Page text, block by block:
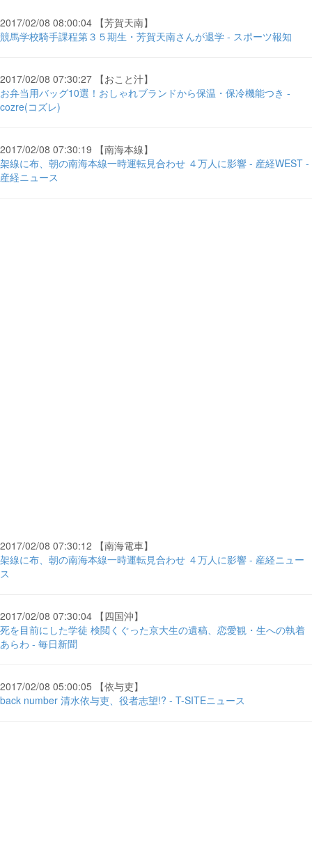
2017/02/08 08:00:04 【芳賀天南】
競馬学校騎手課程第３５期生・芳賀天南さんが退学 - スポーツ報知
2017/02/08 07:30:27 【おこと汁】
お弁当用バッグ10選！おしゃれブランドから保温・保冷機能つき -
cozre(コズレ)
2017/02/08 07:30:19 【南海本線】
架線に布、朝の南海本線一時運転見合わせ ４万人に影響 - 産経WEST -
産経ニュース
2017/02/08 07:30:12 【南海電車】
架線に布、朝の南海本線一時運転見合わせ ４万人に影響 - 産経ニュー
ス
2017/02/08 07:30:04 【四国沖】
死を目前にした学徒 検閲くぐった京大生の遺稿、恋愛観・生への執着
あらわ - 毎日新聞
2017/02/08 05:00:05 【依与吏】
back number 清水依与吏、役者志望!? - T-SITEニュース